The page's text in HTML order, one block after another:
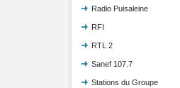
Radio Puisaleine
RFI
RTL 2
Sanef 107.7
Stations du Groupe